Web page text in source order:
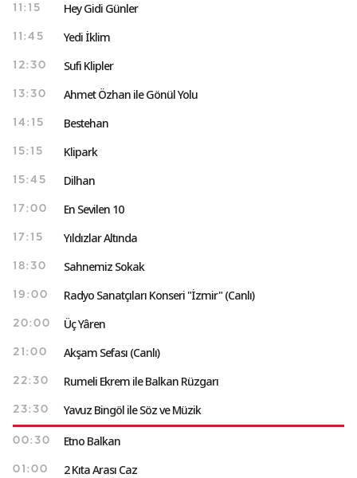
11:15 Hey Gidi Günler
11:45 Yedi İklim
12:30 Sufi Klipler
13:30 Ahmet Özhan ile Gönül Yolu
14:15 Bestehan
15:15 Klipark
15:45 Dilhan
17:00 En Sevilen 10
17:15 Yıldızlar Altında
18:30 Sahnemiz Sokak
19:00 Radyo Sanatçıları Konseri "İzmir" (Canlı)
20:00 Üç Yâren
21:00 Akşam Sefası (Canlı)
22:30 Rumeli Ekrem ile Balkan Rüzgarı
23:30 Yavuz Bingöl ile Söz ve Müzik
00:30 Etno Balkan
01:00 2 Kıta Arası Caz